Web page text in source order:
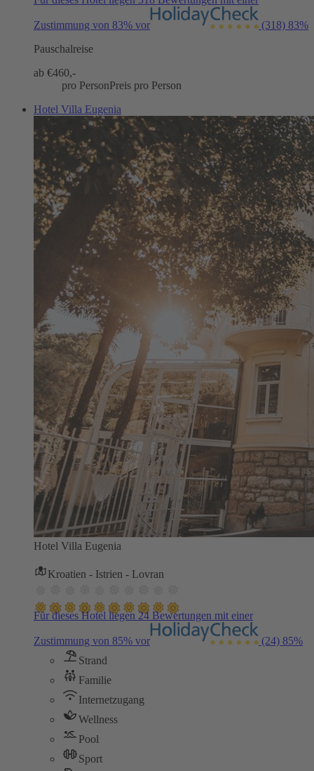
Zustimmung von 83% vor (318) 83%
Pauschalreise
ab €460,-
pro PersonPreis pro Person
Hotel Villa Eugenia
Hotel Villa Eugenia
Kroatien - Istrien - Lovran
Für dieses Hotel liegen 24 Bewertungen mit einer
Zustimmung von 85% vor (24) 85%
Strand
Familie
Internetzugang
Wellness
Pool
Sport